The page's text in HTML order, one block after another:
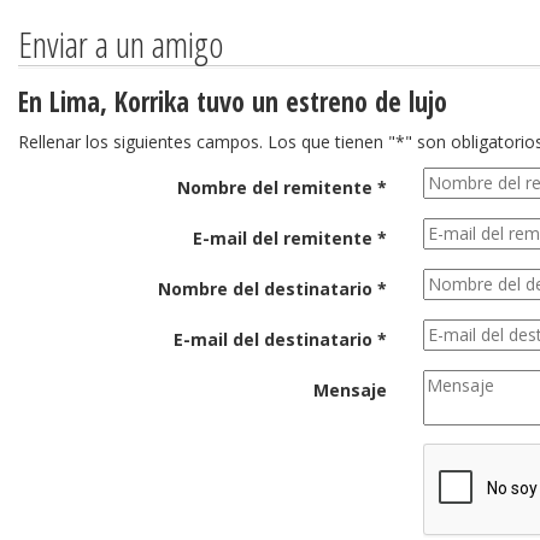
Enviar a un amigo
En Lima, Korrika tuvo un estreno de lujo
Rellenar los siguientes campos. Los que tienen "*" son
Nombre del remitente *
E-mail del remitente *
Nombre del destinatario *
E-mail del destinatario *
Mensaje